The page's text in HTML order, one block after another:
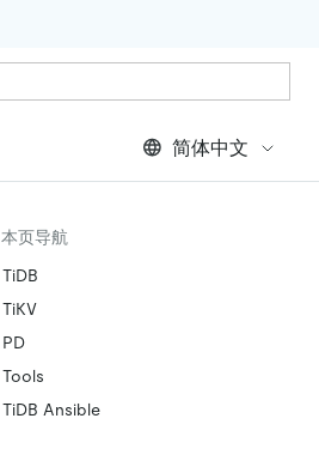
简体中文
本页导航
TiDB
TiKV
PD
Tools
TiDB Ansible